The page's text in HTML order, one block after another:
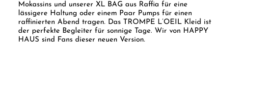
Mokassins und unserer XL BAG aus Raffia für eine
lässigere Haltung oder einem Paar Pumps für einen
raffinierten Abend tragen. Das TROMPE L’OEIL Kleid ist
der perfekte Begleiter für sonnige Tage. Wir von HAPPY
HAUS sind Fans dieser neuen Version.